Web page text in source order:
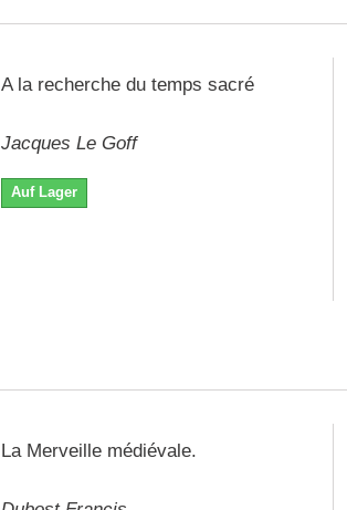
A la recherche du temps sacré
Jacques Le Goff
Auf Lager
La Merveille médiévale.